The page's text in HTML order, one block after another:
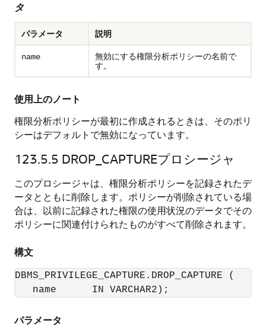
タ
パラメータ 説明
name
無効にする権限分析ポリシーの名前で
す。
使用上のノート
権限分析ポリシーが最初に作成されるときは、そのポリ
シーはデフォルトで無効になっています。
123.5.5 DROP_CAPTUREプロシージャ
このプロシージャは、権限分析ポリシーを記録されたデ
ータとともに削除します。ポリシーが削除されている場
合は、以前に記録された権限の使用状況のデータでその
ポリシーに関連付けられたものがすべて削除されます。
構文
DBMS_PRIVILEGE_CAPTURE.DROP_CAPTURE (
   name      IN VARCHAR2);
パラメータ